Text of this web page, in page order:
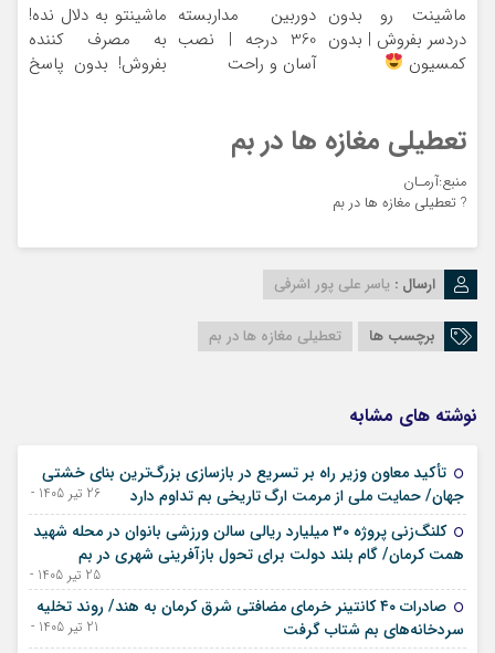
ماشینت رو بدون
دردسر بفروش | بدون
کمسیون
دوربین مداربسته
360 درجه | نصب
آسان و راحت
ماشینتو به دلال نده!
به مصرف کننده
بفروش! بدون پاسخ
تعطیلی مغازه ها در بم
منبع:آرمـان
? تعطیلی مغازه ها در بم
ارسال : یاسر علی پور اشرفی
برچسب ها تعطیلی مغازه ها در بم
نوشته های مشابه
تأکید معاون وزیر راه بر تسریع در بازسازی بزرگ‌ترین بنای خشتی
جهان/ حمایت ملی از مرمت ارگ تاریخی بم تداوم دارد
26 تیر 1405 - 17 ژوئیه 2026
کلنگ‌زنی پروژه ۳۰ میلیارد ریالی سالن ورزشی بانوان در محله شهید
همت کرمان/ گام بلند دولت برای تحول بازآفرینی شهری در بم
25 تیر 1405 - 16 ژوئیه 2026
صادرات ۴۰ کانتینر خرمای مضافتی شرق کرمان به هند/ روند تخلیه
سردخانه‌های بم شتاب گرفت
21 تیر 1405 - 12 ژوئیه 2026